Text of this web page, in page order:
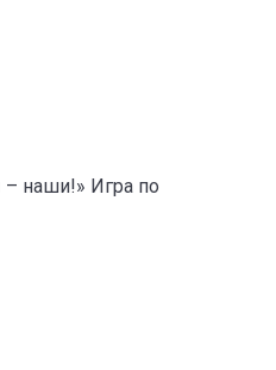
наши!» Игра по